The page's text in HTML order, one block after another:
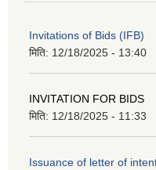
Invitations of Bids (IFB)
मिति: 12/18/2025 - 13:40
INVITATION FOR BIDS
मिति: 12/18/2025 - 11:33
Issuance of letter of